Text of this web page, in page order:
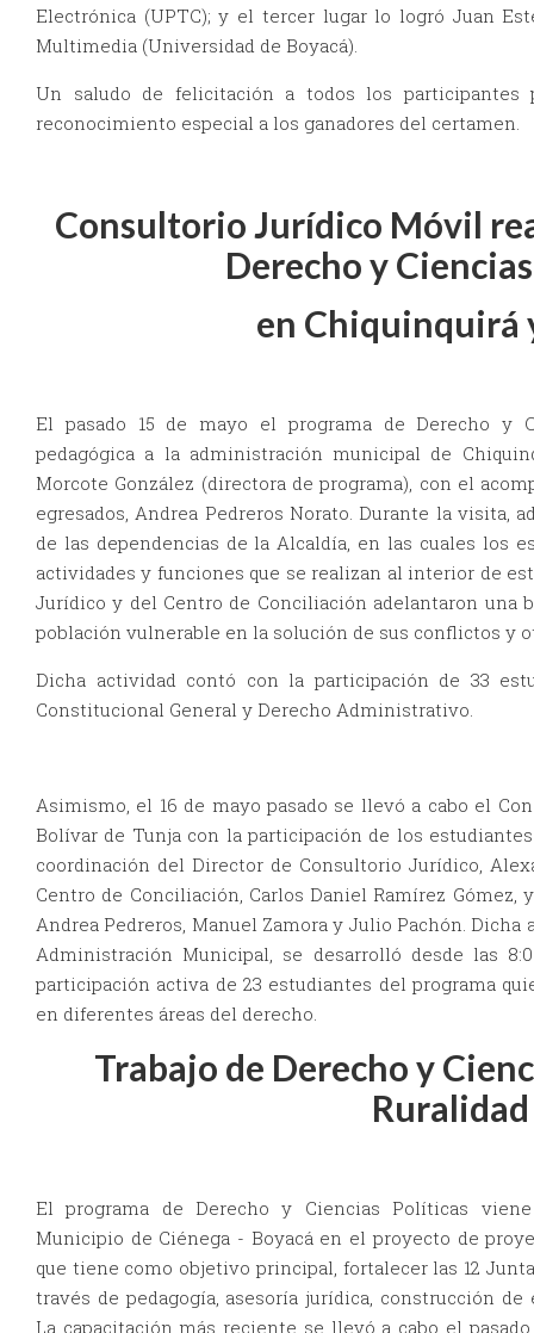
Electrónica (UPTC); y el tercer lugar lo logró Juan
Multimedia (Universidad de Boyacá).
Un saludo de felicitación a todos los
reconocimiento especial a los ganadores del certamen.
Consultorio Jurídico Móvil
Derecho y
en Chiquinquirá
El pasado 15 de mayo el programa de Derecho y
pedagógica a la administración municipal de
Morcote González (directora de programa), con el
egresados, Andrea Pedreros Norato. Durante la visita,
de las dependencias de la Alcaldía, en las cuales los
actividades y funciones que se realizan al interior de
Jurídico y del Centro de Conciliación adelantaron una
población vulnerable en la solución de sus conflictos y
Dicha actividad contó con la participación de 33
Constitucional General y Derecho Administrativo.
Asimismo, el 16 de mayo pasado se llevó a cabo el
Bolívar de Tunja con la participación de los
coordinación del Director de Consultorio Jurídico,
Centro de Conciliación, Carlos Daniel Ramírez Gómez,
Andrea Pedreros, Manuel Zamora y Julio Pachón.
Administración Municipal, se desarrolló desde las
participación activa de 23 estudiantes del programa
en diferentes áreas del derecho.
Trabajo de Derecho y
Ruralidad
El programa de Derecho y Ciencias Políticas
Municipio de Ciénega - Boyacá en el proyecto de
que tiene como objetivo principal, fortalecer las 12
través de pedagogía, asesoría jurídica, construcción
La capacitación más reciente se llevó a cabo el